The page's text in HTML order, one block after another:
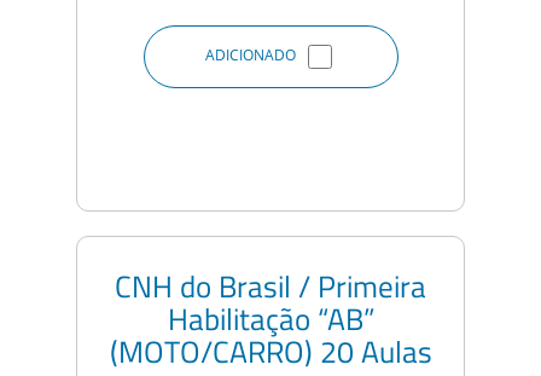
ADICIONADO
CNH do Brasil / Primeira
Habilitação “AB”
(MOTO/CARRO) 20 Aulas